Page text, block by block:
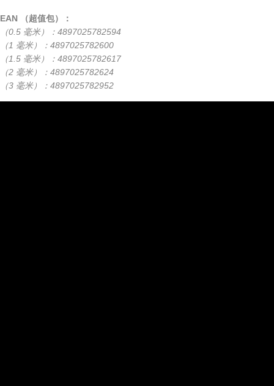
EAN （超值包）：
（0.5 毫米）：4897025782594
（1 毫米）：4897025782600
（1.5 毫米）：4897025782617
（2 毫米）：4897025782624
（3 毫米）：4897025782952